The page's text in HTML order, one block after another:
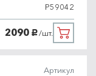
P59042
2090 руб./шт.
Артикул